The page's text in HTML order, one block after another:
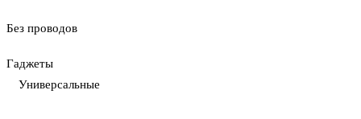
Без проводов
Гаджеты
Универсальные